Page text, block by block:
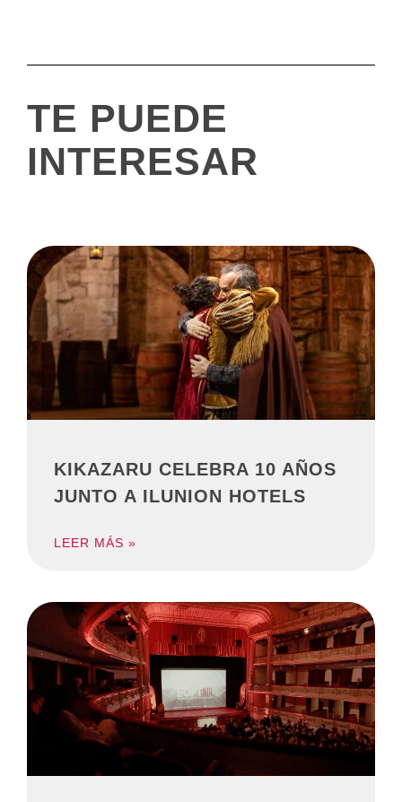
TE PUEDE
INTERESAR
KIKAZARU CELEBRA 10 AÑOS
JUNTO A ILUNION HOTELS
LEER MÁS »